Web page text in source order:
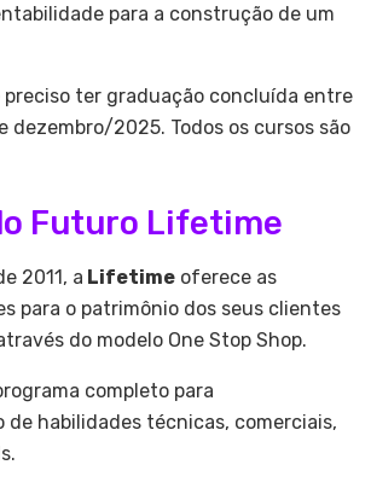
para a construção de um
preciso ter graduação concluída entre
dezembro/2025. Todos os cursos são
Futuro Lifetime
2011, a Lifetime oferece as
para o patrimônio dos seus clientes
do modelo One Stop Shop.
completo para
de habilidades técnicas, comerciais,